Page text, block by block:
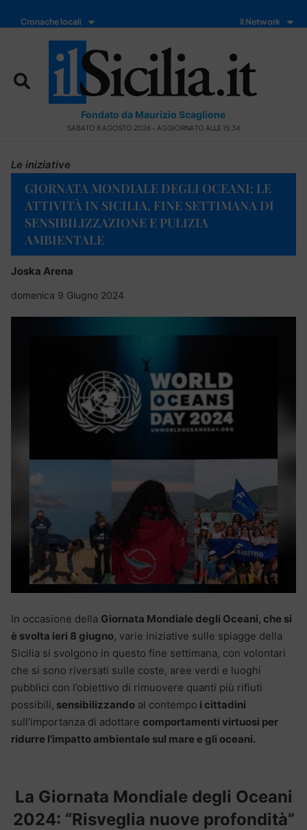
Cronache locali Il Network
Fondato da Maurizio Scaglione
SABATO 8 AGOSTO 2026 - AGGIORNATO ALLE 15:34
Le iniziative
GIORNATA MONDIALE DEGLI OCEANI: LE
ATTIVITÀ IN SICILIA, FINE SETTIMANA DI
SENSIBILIZZAZIONE E PULIZIA
AMBIENTALE
Joska Arena
domenica 9 Giugno 2024
In occasione della Giornata Mondiale degli Oceani, che si
è svolta ieri 8 giugno, varie iniziative sulle spiagge della
Sicilia si svolgono in questo fine settimana, con volontari
che si sono riversati sulle coste, aree verdi e luoghi
pubblici con l’obiettivo di rimuovere quanti più rifiuti
possibili, sensibilizzando al contempo i cittadini
sull’importanza di adottare comportamenti virtuosi per
ridurre l’impatto ambientale sul mare e gli oceani.
La Giornata Mondiale degli Oceani
2024: “Risveglia nuove profondità”